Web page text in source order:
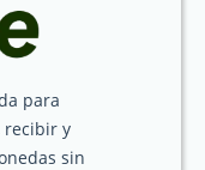
para
recibir y
sin